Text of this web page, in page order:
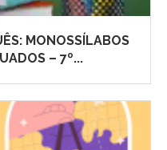
MONOSSÍLABOS
– 7º...